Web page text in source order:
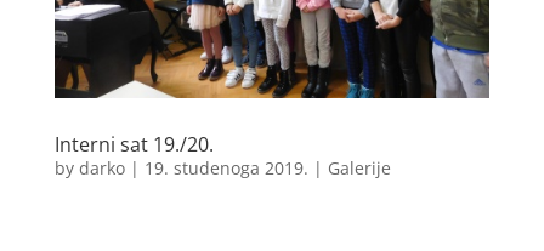
Interni sat 19./20.
by darko| 19. studenoga 2019. | Galerije